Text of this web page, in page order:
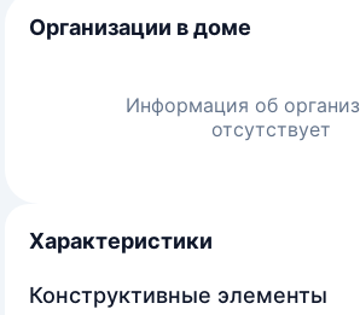
Организации в доме
Информация об
отсутствует
Характеристики
Конструктивные элементы